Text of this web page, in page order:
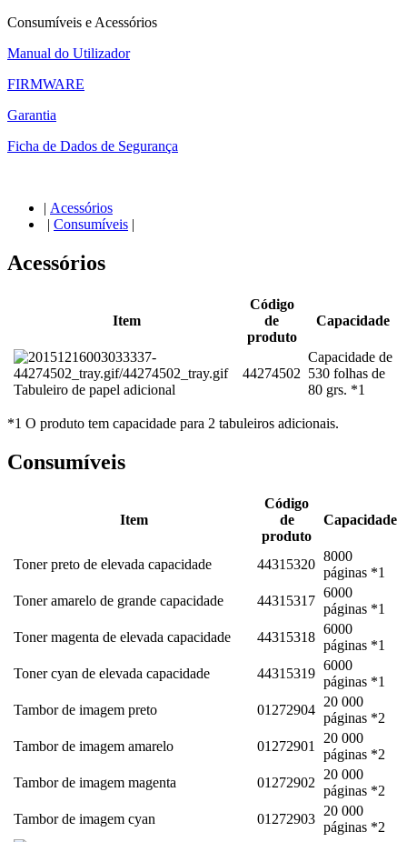
Consumíveis e Acessórios
Manual do Utilizador
FIRMWARE
Garantia
Ficha de Dados de Segurança
| Acessórios
| Consumíveis |
Acessórios
Item
Código
de
produto
Capacidade
Tabuleiro de papel adicional
44274502
Capacidade de
530 folhas de
80 grs. *1
*1 O produto tem capacidade para 2 tabuleiros adicionais.
Consumíveis
Item
Código
de
produto
Capacidade
Toner preto de elevada capacidade 44315320
8000
páginas *1
Toner amarelo de grande capacidade
44315317
6000
páginas *1
Toner magenta de elevada capacidade
44315318
6000
páginas *1
Toner cyan de elevada capacidade
44315319
6000
páginas *1
Tambor de imagem preto
01272904
20 000
páginas *2
Tambor de imagem amarelo
01272901
20 000
páginas *2
Tambor de imagem magenta
01272902
20 000
páginas *2
Tambor de imagem cyan
01272903
20 000
páginas *2